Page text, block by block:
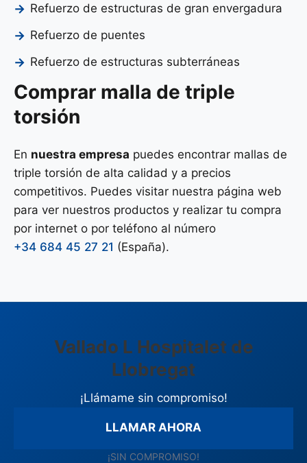
Refuerzo de estructuras de gran envergadura
Refuerzo de puentes
Refuerzo de estructuras subterráneas
Comprar malla de triple
torsión
En nuestra empresa puedes encontrar mallas de
triple torsión de alta calidad y a precios
competitivos. Puedes visitar nuestra página web
para ver nuestros productos y realizar tu compra
por internet o por teléfono al número
+34 684 45 27 21 (España).
Vallado L Hospitalet de
Llobregat
¡Llámame sin compromiso!
LLAMAR AHORA
¡SIN COMPROMISO!